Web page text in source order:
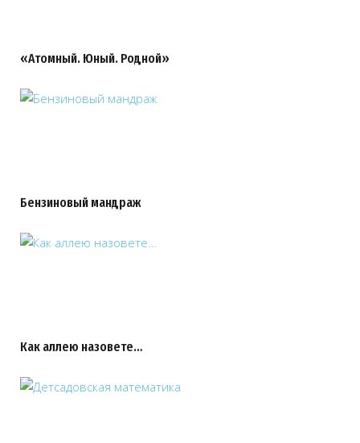
«Атомный. Юный. Родной»
Бензиновый мандраж
Как аллею назовете…